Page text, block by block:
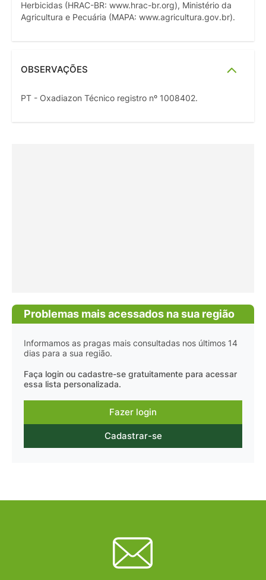
Herbicidas (HRAC-BR: www.hrac-br.org), Ministério da
Agricultura e Pecuária (MAPA: www.agricultura.gov.br).
OBSERVAÇÕES
PT - Oxadiazon Técnico registro nº 1008402.
Problemas mais acessados na sua região
Informamos as pragas mais consultadas nos últimos 14
dias para a sua região.
Faça login ou cadastre-se gratuitamente para acessar
essa lista personalizada.
Fazer login
Cadastrar-se